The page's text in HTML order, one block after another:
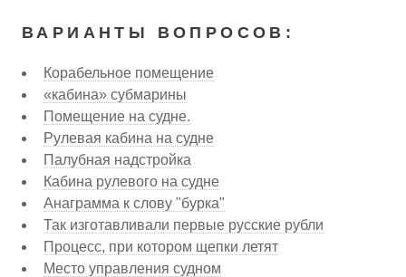
ВАРИАНТЫ ВОПРОСОВ:
Корабельное помещение
«кабина» субмарины
Помещение на судне.
Рулевая кабина на судне
Палубная надстройка
Кабина рулевого на судне
Анаграмма к слову "бурка"
Так изготавливали первые русские рубли
Процесс, при котором щепки летят
Место управления судном